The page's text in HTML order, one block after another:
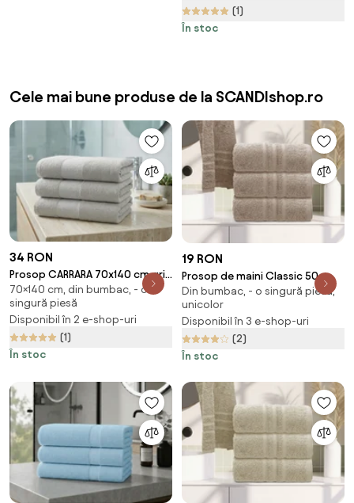
(1)
În stoc
Cele mai bune produse de la SCANDIshop.ro
34 RON
Prosop CARRARA 70x140 cm gri
deschis, 100% bumbac
70×140 cm, din bumbac, - o
singură piesă
Disponibil în 2 e-shop-uri
(1)
În stoc
19 RON
Prosop de maini Classic 50 x
100 cm bej, 100% bumbac
Din bumbac, - o singură piesă,
unicolor
Disponibil în 3 e-shop-uri
(2)
În stoc